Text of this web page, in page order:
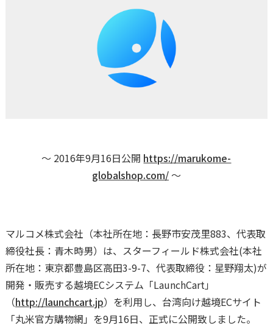
〜 2016年9月16日公開 https://marukome-
globalshop.com/〜
マルコメ株式会社（本社所在地：長野市安茂里883、代表取
締役社長：青木時男）は、スターフィールド株式会社(本社
所在地：東京都豊島区高田3-9-7、代表取締役：星野翔太)が
開発・販売する越境ECシステム「LaunchCart」
（http://launchcart.jp）を利用し、台湾向け越境ECサイト
「丸米官方購物網」を9月16日、正式に公開致しました。